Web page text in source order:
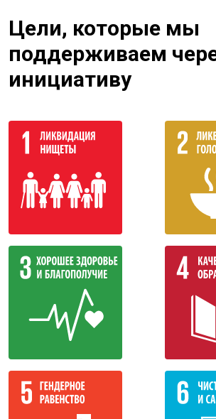
Цели, которые мы
поддерживаем
инициативу